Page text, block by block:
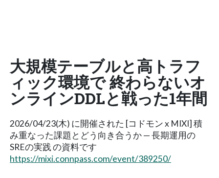
大規模テーブルと高トラフ
ィック環境で 終わらないオ
ンラインDDLと戦った1年間
2026/04/23(木) に開催された [コドモン x MIXI] 積
み重なった課題とどう向き合うか — 長期運用の
SREの実践 の資料です
https://mixi.connpass.com/event/389250/